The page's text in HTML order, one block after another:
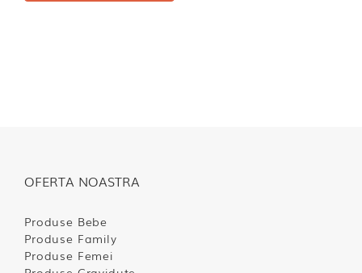
OFERTA NOASTRA
Produse Bebe
Produse Family
Produse Femei